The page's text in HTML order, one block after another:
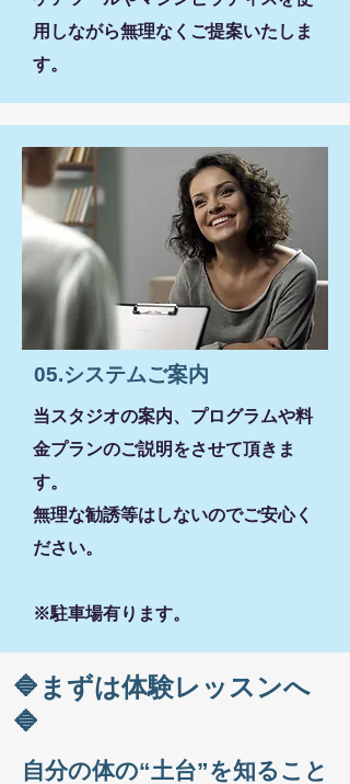
用しながら無理なくご提案いたしま
す。
05.システムご案内
当スタジオの案内、プログラムや料
金プランのご説明をさせて頂きま
す。
​無理な勧誘等はしないのでご安心く
ださい。
※駐車場有ります。
🔷まずは体験レッスンへ
🔷
自分の体の“土台”を知ること